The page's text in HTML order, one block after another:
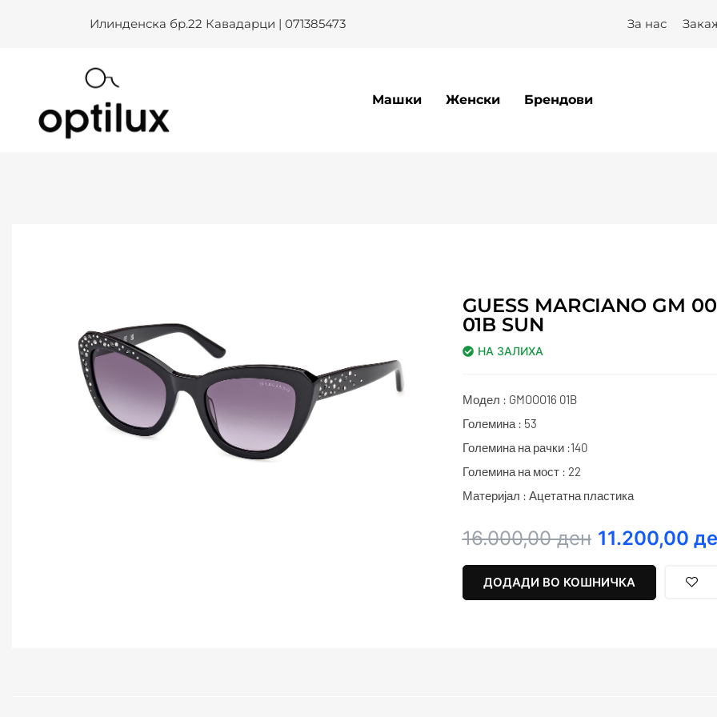
Илинденска бр.22 Кавадарци | 071385473 За нас
Машки Женски Брендови
GUESS MARCIANO GM
01B SUN
НА ЗАЛИХА
Модел : GMOOO16 01B
Големина : 53
Големина на рачки :140
Големина на мост : 22
Материјал : Ацетатна пластика
16.000,00ден
Original
was:
16.000,00 ден.
11.200,00
Current
11.200,00 ден.
ДОДАДИ ВО КОШНИЧКА